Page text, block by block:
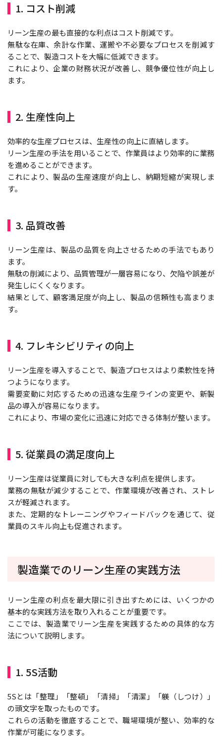
1. コスト削減
リーン生産の最も直接的な利点はコスト削減です。
無駄な在庫、余計な作業、運搬や不必要なプロセスを削減す
ることで、製造コストを大幅に低減できます。
これにより、企業の財務状況が改善し、競争優位性が向上し
ます。
2. 生産性向上
効率的な生産プロセスは、生産性の向上に直結します。
リーン生産の手法を用いることで、作業員はより効率的に業務
を進めることができます。
これにより、製品の生産速度が向上し、納期短縮が実現しま
す。
3. 品質改善
リーン生産は、製品の品質を向上させるための手法でもあり
ます。
無駄の削減により、品質管理が一層容易になり、欠陥や誤差が
発生しにくくなります。
結果として、顧客満足度が向上し、製品の信頼性も高まりま
す。
4. フレキシビリティの向上
リーン生産を導入することで、製造プロセスはより柔軟性を持
つようになります。
需要変動に対応するための迅速な生産ラインの変更や、新製
品の導入が容易になります。
これにより、市場の変化に迅速に対応できる体制が整います。
5. 従業員の満足度向上
リーン生産は従業員に対しても大きな利点を提供します。
業務の無駄が減少することで、作業環境が改善され、ストレ
スが軽減されます。
また、定期的なトレーニングやフィードバックを通じて、従
業員のスキル向上も促進されます。
製造業でのリーン生産の実践方法
リーン生産の利点を最大限に引き出すためには、いくつかの
基本的な実践方法を取り入れることが重要です。
ここでは、製造業でリーン生産を実践するための具体的な方
法について説明します。
1. 5S活動
5Sとは「整理」「整頓」「清掃」「清潔」「躾（しつけ）」
の頭文字を取ったものです。
これらの活動を徹底することで、職場環境が整い、効率的な
作業が可能になります。